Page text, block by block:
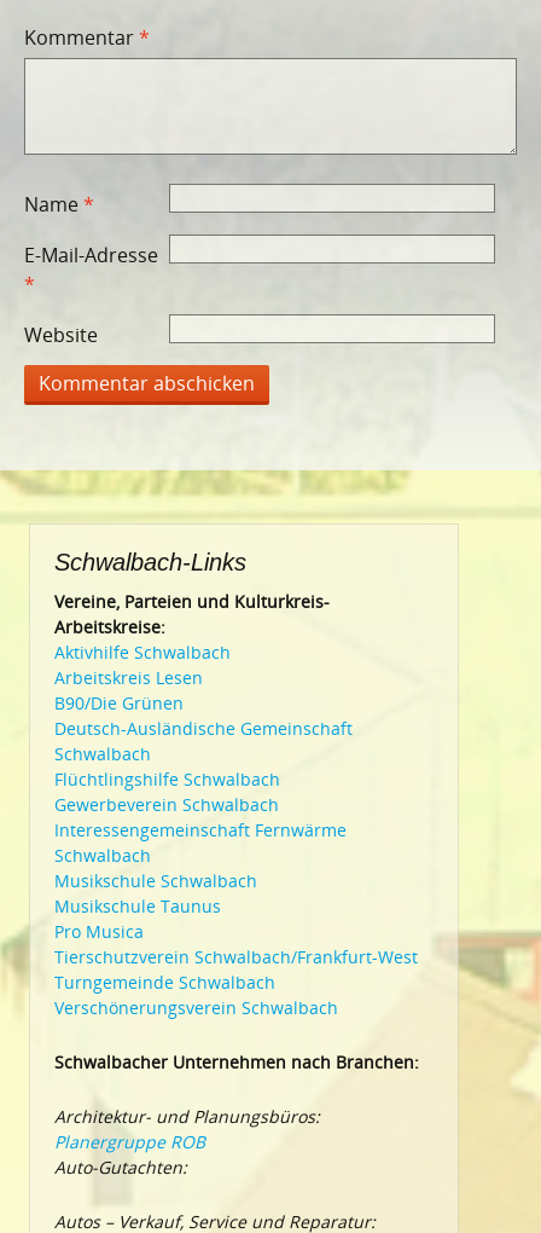
Kommentar*
Name*
E-Mail-Adresse
*
Website
Schwalbach-Links
Vereine, Parteien und Kulturkreis-
Arbeitskreise:
Aktivhilfe Schwalbach
Arbeitskreis Lesen
B90/Die Grünen
Deutsch-Ausländische Gemeinschaft
Schwalbach
Flüchtlingshilfe Schwalbach
Gewerbeverein Schwalbach
Interessengemeinschaft Fernwärme
Schwalbach
Musikschule Schwalbach
Musikschule Taunus
Pro Musica
Tierschutzverein Schwalbach/Frankfurt-West
Turngemeinde Schwalbach
Verschönerungsverein Schwalbach
Schwalbacher Unternehmen nach Branchen:
Architektur- und Planungsbüros:
Planergruppe ROB
Auto-Gutachten:
Autos – Verkauf, Service und Reparatur: